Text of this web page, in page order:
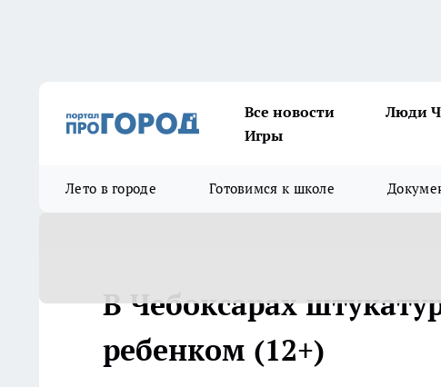
Все новости Люди
Игры
Лето в городе Готовимся к школе
В Чебоксарах
ребенком (12+)